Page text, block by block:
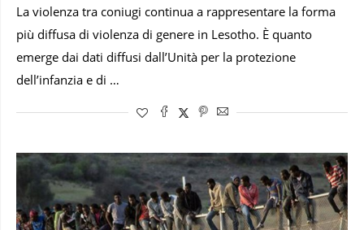
La violenza tra coniugi continua a rappresentare la forma
più diffusa di violenza di genere in Lesotho. È quanto
emerge dai dati diffusi dall’Unità per la protezione
dell’infanzia e di …